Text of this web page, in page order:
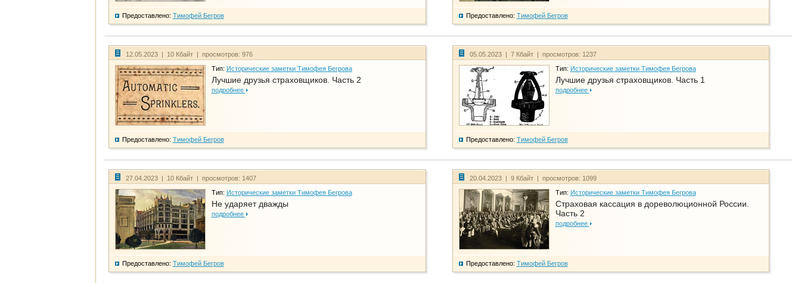
Предоставлено: Тимофей Бегров Предоставлено: Тимофей Бегров
12.05.2023 | 10 Кбайт | просмотров: 976
Тип: Исторические заметки Тимофея Бегрова
Лучшие друзья страховщиков. Часть 2
подробнее
Предоставлено: Тимофей Бегров
05.05.2023 | 7 Кбайт | просмотров: 1237
Тип: Исторические заметки Тимофея Бегрова
Лучшие друзья страховщиков. Часть 1
подробнее
Предоставлено: Тимофей Бегров
27.04.2023 | 10 Кбайт | просмотров: 1407
Тип: Исторические заметки Тимофея Бегрова
Не ударяет дважды
подробнее
Предоставлено: Тимофей Бегров
20.04.2023 | 9 Кбайт | просмотров: 1099
Тип: Исторические заметки Тимофея Бегрова
Страховая кассация в дореволюционной России.
Часть 2
подробнее
Предоставлено: Тимофей Бегров